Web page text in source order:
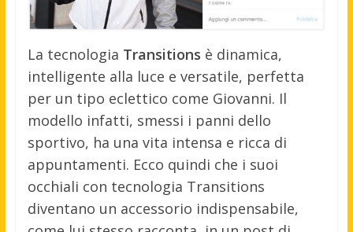
La tecnologia Transitions è dinamica,
intelligente alla luce e versatile, perfetta
per un tipo eclettico come Giovanni. Il
modello infatti, smessi i panni dello
sportivo, ha una vita intensa e ricca di
appuntamenti. Ecco quindi che i suoi
occhiali con tecnologia Transitions
diventano un accessorio indispensabile,